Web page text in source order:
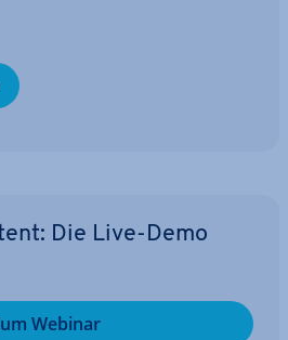
Die Live-Demo
Webinar